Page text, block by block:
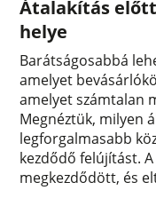
Átalakítás
helye
Barátságosabbá
amelyet
amelyet számtalan
Megnéztük, milyen
legforgalmasabb
kezdődő felújítást.
megkezdődött, és